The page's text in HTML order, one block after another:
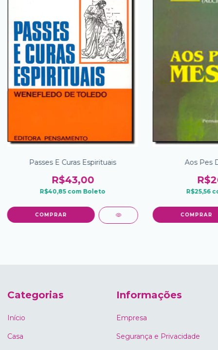
Passes E Curas Espirituais
R$43,00
R$40,85 com Boleto
Aos Pes
R$25,56
Categorias
Início
Casa
Informações
Empresa
Segurança e Privacidade